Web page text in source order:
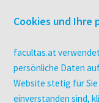
Cookies und Ihre
facultas.at
persönliche Daten
Website stetig für Sie
einverstanden sind,